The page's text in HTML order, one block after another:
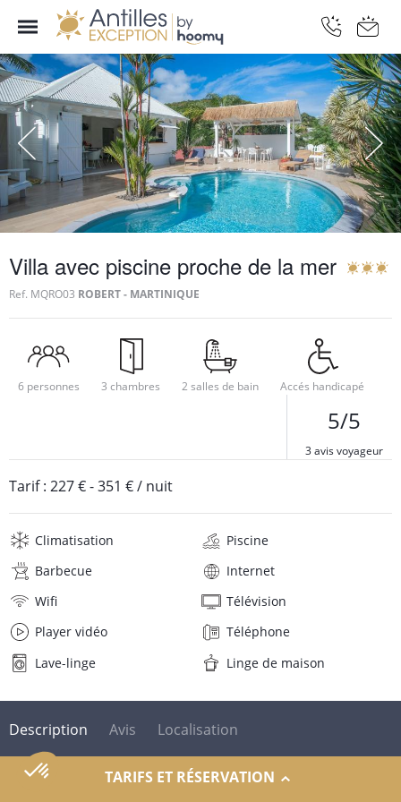
Villa avec piscine proche de la mer
Ref. MQRO03 ROBERT - MARTINIQUE
6 personnes 3 chambres 2 salles de bain Accés handicapé
5/5
3 avis voyageur
Tarif : 227 €-351 €/ nuit
Climatisation
Piscine
Barbecue
Internet
Wifi
Télévision
Player vidéo
Téléphone
Lave-linge
Linge de maison
TARIFS ET RÉSERVATION
Description Avis Localisation